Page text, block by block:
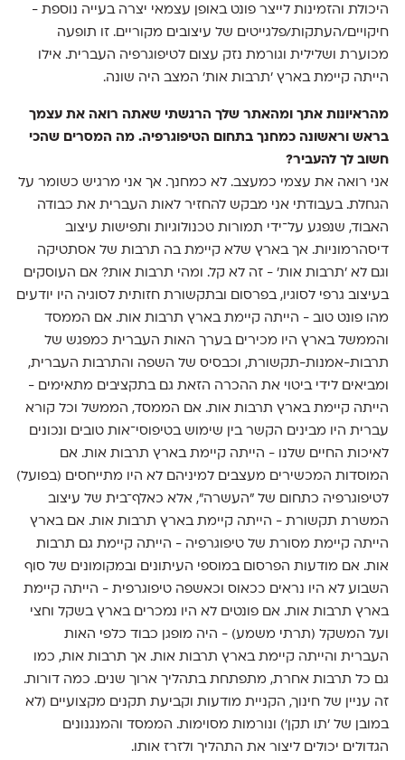
היכולת והזמינות לייצר פונט באופן עצמאי יצרה בעייה נוספת -
חיקויים/העתקות/פלגייטים של עיצובים מקוריים. זו תופעה
מכוערת ושלילית וגורמת נזק עצום לטיפוגרפיה העברית. אילו
הייתה קיימת בארץ 'תרבות אות' המצב היה שונה.
מהראיונות אתך ומהאתר שלך הרגשתי שאתה רואה את עצמך
בראש וראשונה כמחנך בתחום הטיפוגרפיה. מה המסרים שהכי
חשוב לך להעביר?
אני רואה את עצמי כמעצב. לא כמחנך. אך אני מרגיש כשומר על
הגחלת. בעבודתי אני מבקש להחזיר לאות העברית את כבודה
האבוד, שנפגע על־ידי תמורות טכנולוגיות ותפישות עיצוב
דיסהרמוניות. אך בארץ שלא קיימת בה תרבות של אסתטיקה
וגם לא 'תרבות אות' - זה לא קל. ומהי תרבות אות? אם העוסקים
בעיצוב גרפי לסוגיו, בפרסום ובתקשורת חזותית לסוגיה היו יודעים
מהו פונט טוב - הייתה קיימת בארץ תרבות אות. אם הממסד
והממשל בארץ היו מכירים בערך האות העברית כמפגש של
תרבות-אמנות-תקשורת, וכבסיס של השפה והתרבות העברית,
ומביאים לידי ביטוי את ההכרה הזאת גם בתקציבים מתאימים -
הייתה קיימת בארץ תרבות אות. אם הממסד, הממשל וכל קורא
עברית היו מבינים הקשר בין שימוש בטיפוסי־אות טובים ונכונים
לאיכות החיים שלנו - הייתה קיימת בארץ תרבות אות. אם
המוסדות המכשירים מעצבים למיניהם לא היו מתייחסים (בפועל)
לטיפוגרפיה כתחום של "העשרה", אלא כאלף־בית של עיצוב
המשרת תקשורת - הייתה קיימת בארץ תרבות אות. אם בארץ
הייתה קיימת מסורת של טיפוגרפיה - הייתה קיימת גם תרבות
אות. אם מודעות הפרסום במוספי העיתונים ובמקומונים של סוף
השבוע לא היו נראים ככאוס וכאשפה טיפוגרפית - הייתה קיימת
בארץ תרבות אות. אם פונטים לא היו נמכרים בארץ בשקל וחצי
ועל המשקל (תרתי משמע) - היה מופגן כבוד כלפי האות
העברית והייתה קיימת בארץ תרבות אות. אך תרבות אות, כמו
גם כל תרבות אחרת, מתפתחת בתהליך ארוך שנים. כמה דורות.
זה עניין של חינוך, הקניית מודעות וקביעת תקנים מקצועיים (לא
במובן של 'תו תקן') ונורמות מסוימות. הממסד והמנגנונים
הגדולים יכולים ליצור את התהליך ולזרז אותו.